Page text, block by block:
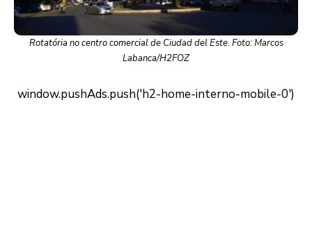
Rotatória no centro comercial de Ciudad del Este. Foto: Marcos
Labanca/H2FOZ